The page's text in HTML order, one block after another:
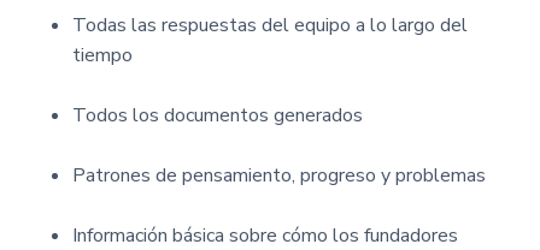
Todas las respuestas del equipo a lo largo del
tiempo
Todos los documentos generados
Patrones de pensamiento, progreso y problemas
Información básica sobre cómo los fundadores